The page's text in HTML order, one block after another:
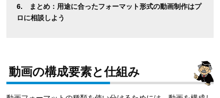
まとめ：用途に合ったフォーマット形式の動画制作はプ
ロに相談しよう
動画の構成要素と仕組み